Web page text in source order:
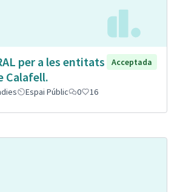
per a les entitats
Calafell.
Acceptada
Espai Públic 0 16